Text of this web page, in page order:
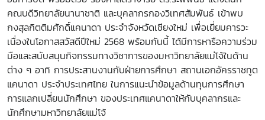
คณบดีวิทยาลัยนานาชาติ และบุคลากรกองวิเทศสัมพันธ์ เข้าพบ
กงสุลกิตติมศักดิ์แคนาดา ประจำจังหวัดเชียงใหม่ เพื่อเยี่ยมคารวะ
เนื่องในโอกาสสวัสดีปีใหม่ 2568 พร้อมกันนี้ ได้มีการหารือความร่วม
มือและสนับสนุนกิจกรรมทางวิชาการของมหาวิทยาลัยแม่โจ้ในด้าน
ต่าง ๆ อาทิ การประสานงานกับฝ่ายการศึกษา สถานเอกอัครราชทูต
แคนาดา ประจำประเทศไทย ในการแนะนำข้อมูลด้านทุนการศึกษา
การแลกเปลี่ยนนักศึกษา ของประเทศแคนาดาให้กับบุคลากรและ
นักศึกษามหาวิทยาลัยแม่โจ้